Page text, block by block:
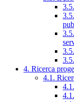
4. Ricerca
4.1.